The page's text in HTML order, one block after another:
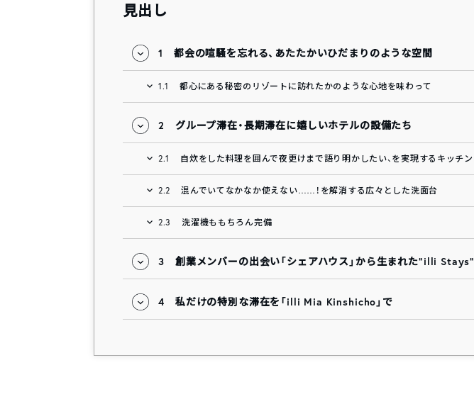
見出し
1 都会の喧騒を忘れる、あたたかいひだまりのような空間
1.1 都心にある秘密のリゾートに訪れたかのような心地を味わって
2 グループ滞在・長期滞在に嬉しいホテルの設備たち
2.1 自炊をした料理を囲んで夜更けまで語り明かしたい、を実現するキッチン
2.2 混んでいてなかなか使えない……！を解消する広々とした洗面台
2.3 洗濯機ももちろん完備
3 創業メンバーの出会い「シェアハウス」から生まれた“illi Stays”
4 私だけの特別な滞在を「illi Mia Kinshicho」で